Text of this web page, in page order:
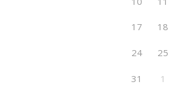
17 18
24 25
31 1